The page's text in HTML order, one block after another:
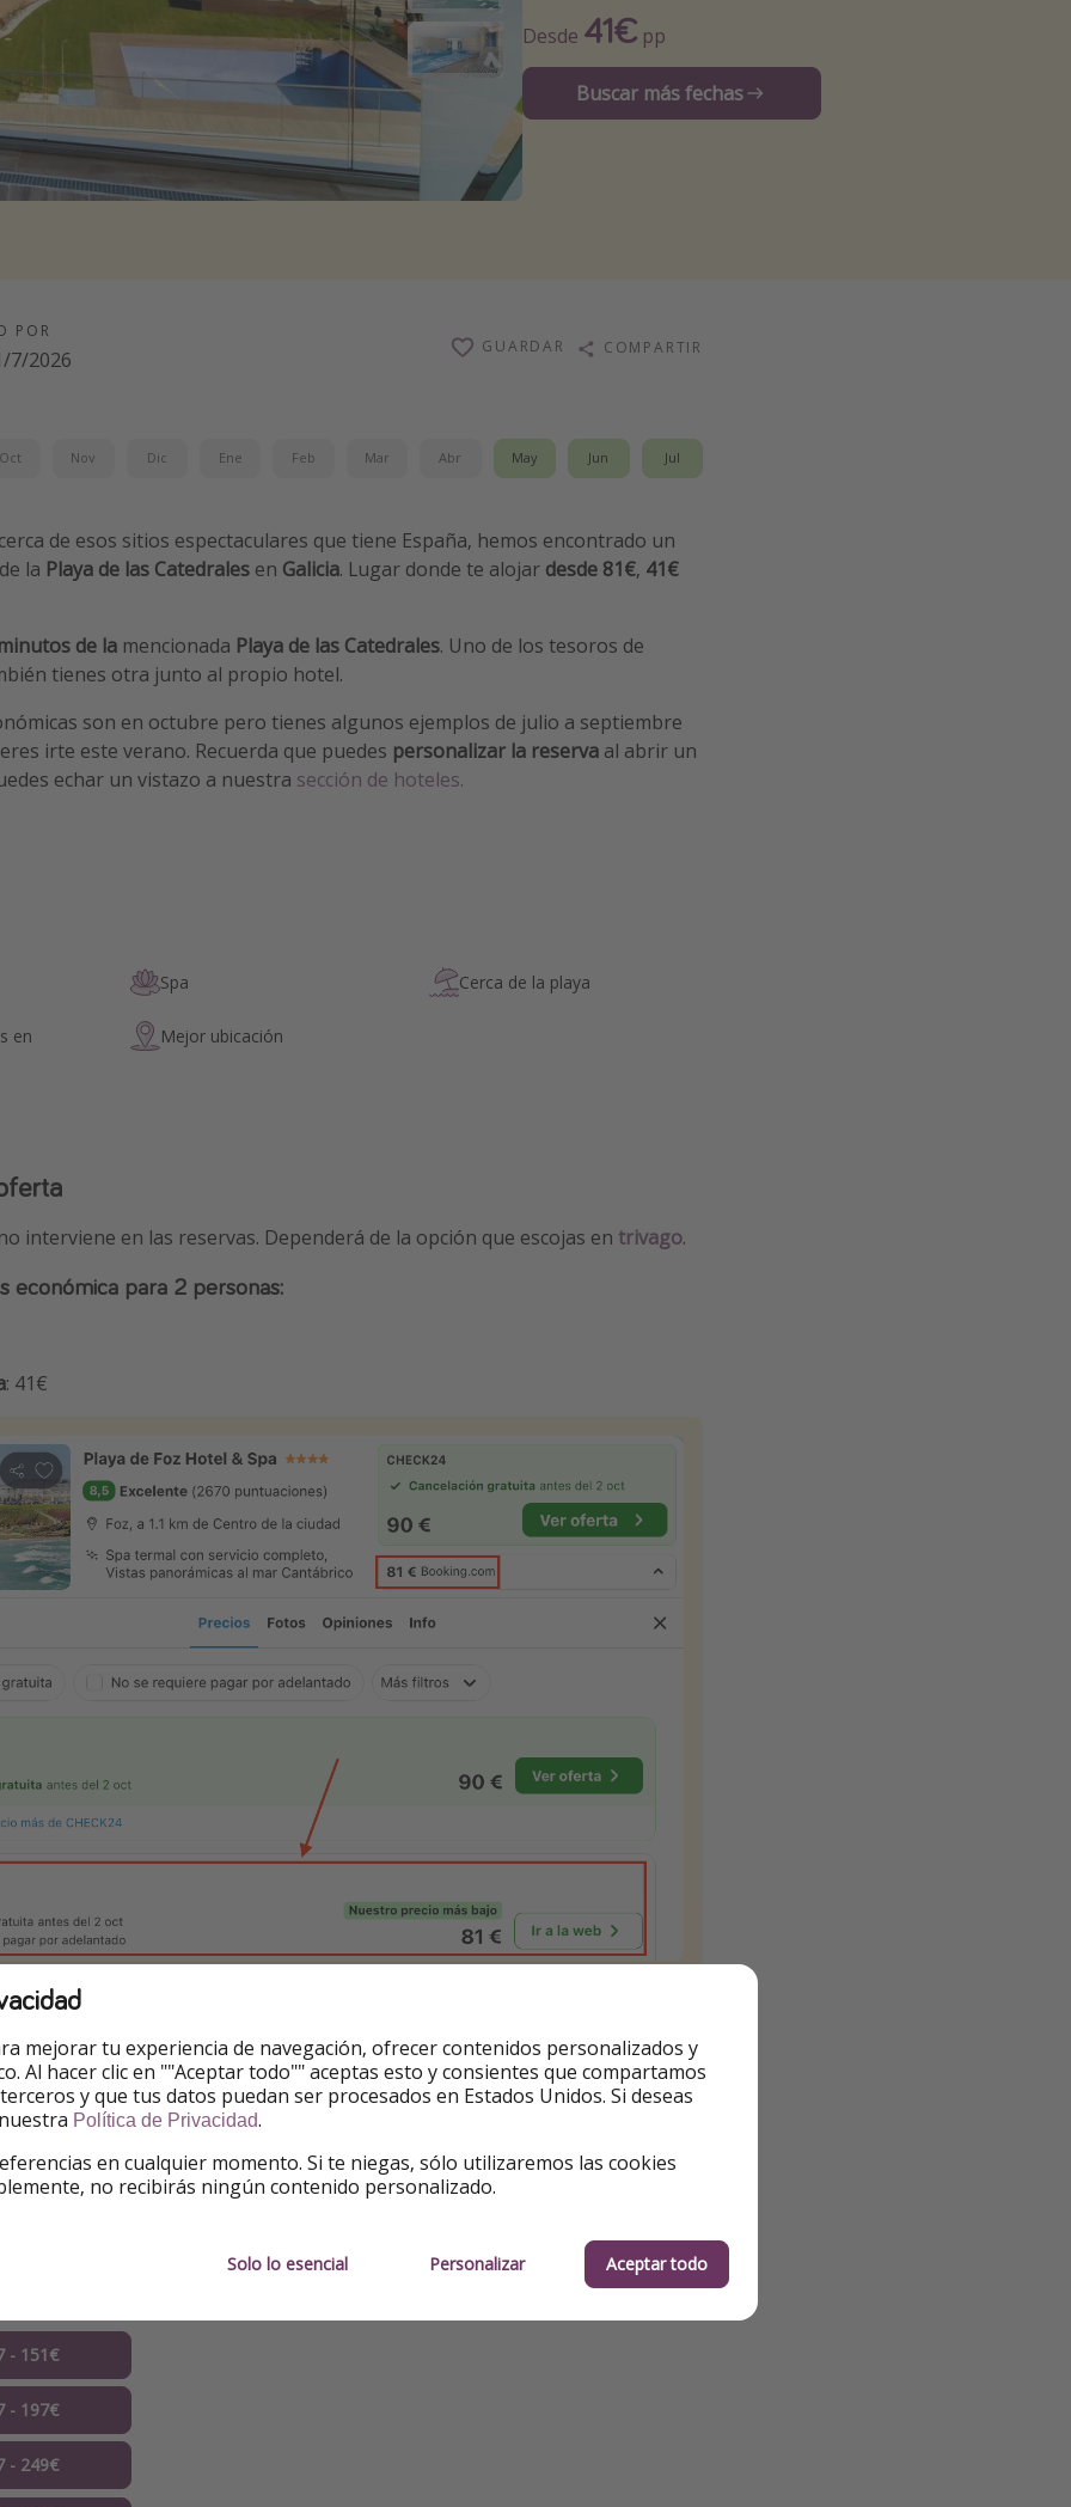
Desde 41€ pp
Buscar más fechas
POR
7/2026
GUARDAR COMPARTIR
Oct Nov Dic Ene Feb Mar Abr May Jun Jul
de esos sitios espectaculares que tiene España, hemos encontrado un
la Playa de las Catedrales en Galicia. Lugar donde te alojar desde 81€, 41€
de la mencionada Playa de las Catedrales. Uno de los tesoros de
tienes otra junto al propio hotel.
son en octubre pero tienes algunos ejemplos de julio a septiembre
irte este verano. Recuerda que puedes personalizar la reserva al abrir un
echar un vistazo a nuestra sección de hoteles.
Spa Cerca de la playa
en Mejor ubicación
interviene en las reservas. Dependerá de la opción que escojas en trivago.
económica para 2 personas:
: 41€
. Puedes cambiarlas.
- 151€
- 197€
- 249€
mejorar tu experiencia de navegación, ofrecer contenidos personalizados y
Al hacer clic en ""Aceptar todo"" aceptas esto y consientes que compartamos
y que tus datos puedan ser procesados en Estados Unidos. Si deseas
Política de Privacidad.
en cualquier momento. Si te niegas, sólo utilizaremos las cookies
no recibirás ningún contenido personalizado.
Solo lo esencial Personalizar Aceptar todo